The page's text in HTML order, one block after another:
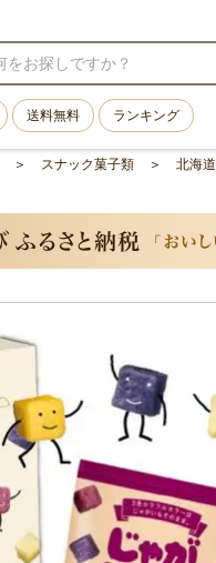
送料無料 ランキング
スナック菓子類 北海